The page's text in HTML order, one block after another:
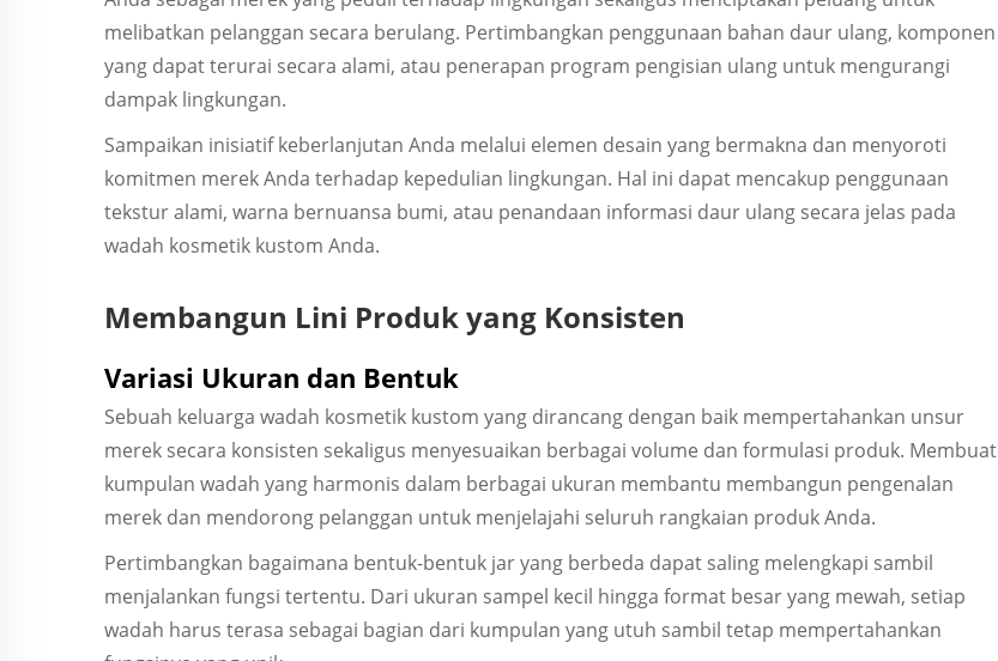
melibatkan pelanggan secara berulang. Pertimbangkan penggunaan bahan daur ulang, komponen
yang dapat terurai secara alami, atau penerapan program pengisian ulang untuk mengurangi
dampak lingkungan.
Sampaikan inisiatif keberlanjutan Anda melalui elemen desain yang bermakna dan menyoroti
komitmen merek Anda terhadap kepedulian lingkungan. Hal ini dapat mencakup penggunaan
tekstur alami, warna bernuansa bumi, atau penandaan informasi daur ulang secara jelas pada
wadah kosmetik kustom Anda.
Membangun Lini Produk yang Konsisten
Variasi Ukuran dan Bentuk
Sebuah keluarga wadah kosmetik kustom yang dirancang dengan baik mempertahankan unsur
merek secara konsisten sekaligus menyesuaikan berbagai volume dan formulasi produk. Membuat
kumpulan wadah yang harmonis dalam berbagai ukuran membantu membangun pengenalan
merek dan mendorong pelanggan untuk menjelajahi seluruh rangkaian produk Anda.
Pertimbangkan bagaimana bentuk-bentuk jar yang berbeda dapat saling melengkapi sambil
menjalankan fungsi tertentu. Dari ukuran sampel kecil hingga format besar yang mewah, setiap
wadah harus terasa sebagai bagian dari kumpulan yang utuh sambil tetap mempertahankan